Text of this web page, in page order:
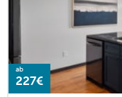
ab
227€